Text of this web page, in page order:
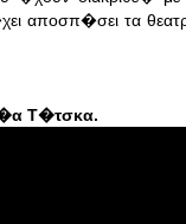
αποσπ�σει τα
Τ�τσκα.